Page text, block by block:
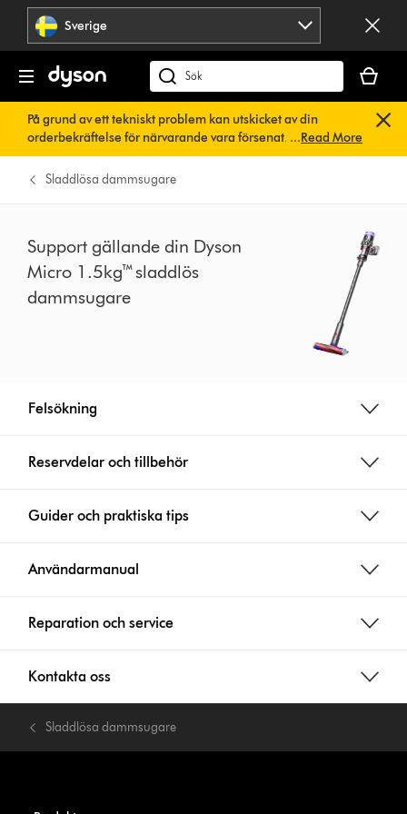
Hoppa
navigering
Sverige
Sök
på
dyson.se
är
tom
På grund av ett tekniskt problem kan utskicket av din
orderbekräftelse för närvarande vara försenat. Vi arbetar
redan på en snabb lösning.Du behöver inte göra någonting.
Din orderbekräftelse kommer snart att skickas till dig
...Read More
Sladdlösa dammsugare
Support gällande din Dyson
Micro 1.5kg™ sladdlös
dammsugare
Felsökning
Reservdelar och tillbehör
Guider och praktiska tips
Användarmanual
Reparation och service
Kontakta oss
Sladdlösa dammsugare